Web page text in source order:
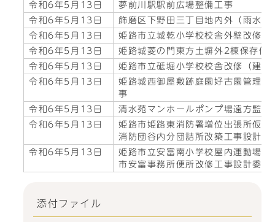
令和6年5月13日
夢前川駅駅前広場整備工事
令和6年5月13日
飾磨区下野田三丁目地内外（雨水）
令和6年5月13日
姫路市立城乾小学校校舎外壁改修等
令和6年5月13日
姫路城菱の門東方土塀外2棟保存修
令和6年5月13日
姫路市立砥堀小学校校舎改修（建築
令和6年5月13日
姫路城西御屋敷跡庭園好古園管理事
事
令和6年5月13日
清水苑マンホールポンプ場遠方監視
令和6年5月13日
姫路市姫路東消防署増位出張所仮眠
消防団谷内分団詰所改築工事設計委
令和6年5月13日
姫路市立安富南小学校屋内運動場保
市安富事務所便所改修工事設計委託
添付ファイル